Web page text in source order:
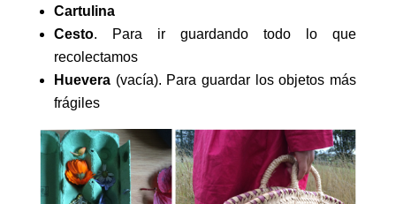
Cartulina
Cesto. Para ir guardando todo lo que
recolectamos
Huevera(vacía). Para guardar los objetos más
frágiles